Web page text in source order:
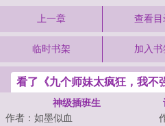
上一章 查看目
临时书架 加入书
看了《九个师妹太疯狂，我不
欢
神级插班生
作者：如墨似血